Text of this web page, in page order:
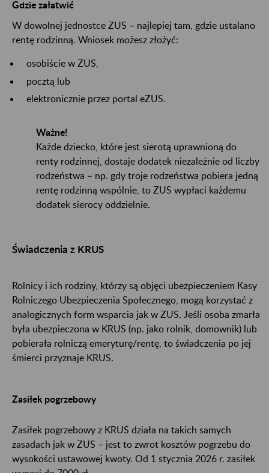
Gdzie załatwić
W dowolnej jednostce ZUS – najlepiej tam, gdzie ustalano
rentę rodzinną. Wniosek możesz złożyć:
osobiście w ZUS,
pocztą lub
elektronicznie przez portal eZUS.
Ważne!
Każde dziecko, które jest sierotą uprawnioną do
renty rodzinnej, dostaje dodatek niezależnie od liczby
rodzeństwa – np. gdy troje rodzeństwa pobiera jedną
rentę rodzinną wspólnie, to ZUS wypłaci każdemu
dodatek sierocy oddzielnie.
Świadczenia z KRUS
Rolnicy i ich rodziny, którzy są objęci ubezpieczeniem Kasy
Rolniczego Ubezpieczenia Społecznego, mogą korzystać z
analogicznych form wsparcia jak w ZUS. Jeśli osoba zmarła
była ubezpieczona w KRUS (np. jako rolnik, domownik) lub
pobierała rolniczą emeryturę/rentę, to świadczenia po jej
śmierci przyznaje KRUS.
Zasiłek pogrzebowy
Zasiłek pogrzebowy z KRUS działa na takich samych
zasadach jak w ZUS – jest to zwrot kosztów pogrzebu do
wysokości ustawowej kwoty. Od 1 stycznia 2026 r. zasiłek